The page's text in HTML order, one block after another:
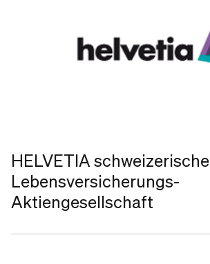
HELVETIA schweizerische
Lebensversicherungs-
Aktiengesellschaft